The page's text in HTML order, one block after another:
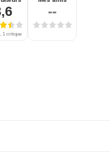
1 critique
--